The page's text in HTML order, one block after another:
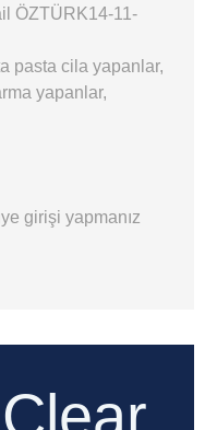
ÖZTÜRK14-11-
pasta cila yapanlar,
yapanlar,
girişi yapmanız